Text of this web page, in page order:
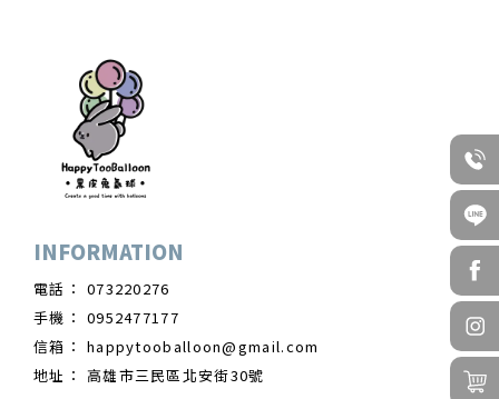
073220276
0952477177
happytooballoon@gmail.com
高雄市三民區北安街30號